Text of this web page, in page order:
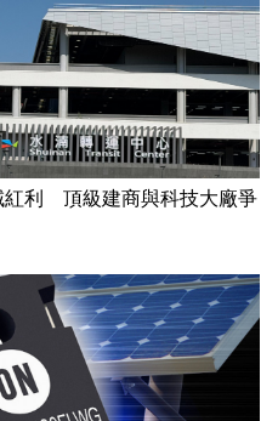
利 頂級建商與科技大廠爭